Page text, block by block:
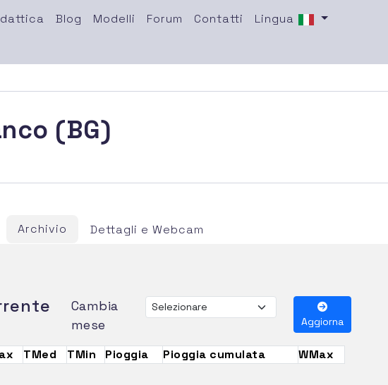
Blog Modelli Forum Contatti Lingua
(BG)
Archivio Dettagli e Webcam
Cambia
mese
Aggiorna
TMed TMin Pioggia Pioggia cumulata WMax